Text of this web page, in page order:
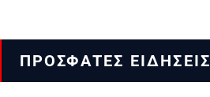
ΠΡΟΣΦΑΤΕΣ ΕΙΔΗΣΕΙΣ